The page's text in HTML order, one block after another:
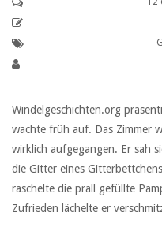
Windelgeschichten.org
wachte früh auf. Das Zimmer
wirklich aufgegangen. Er sah
die Gitter eines
raschelte die prall gefüllte
Zufrieden lächelte er